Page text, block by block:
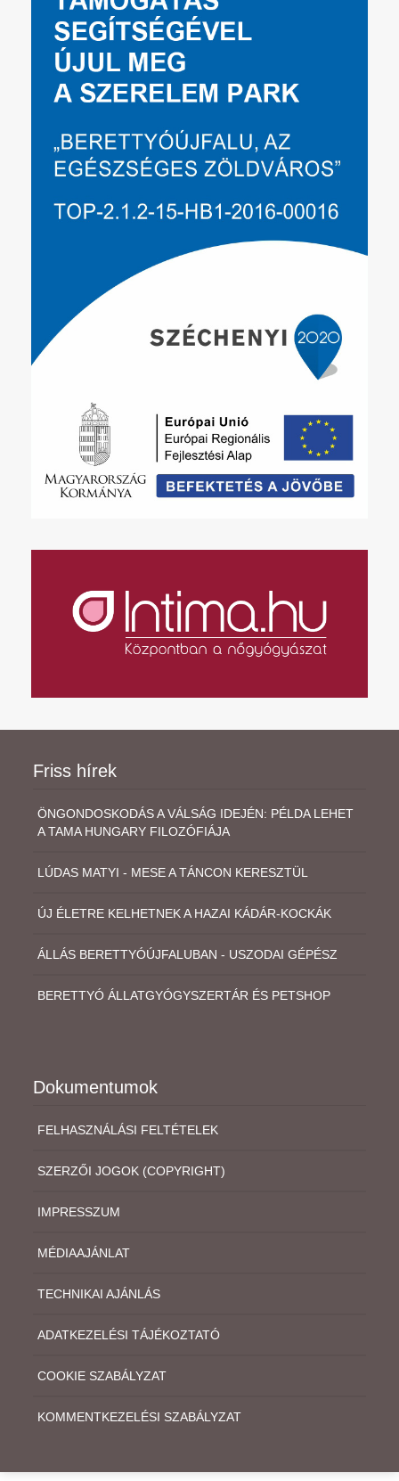
Friss hírek
ÖNGONDOSKODÁS A VÁLSÁG IDEJÉN: PÉLDA LEHET
A TAMA HUNGARY FILOZÓFIÁJA
LÚDAS MATYI - MESE A TÁNCON KERESZTÜL
ÚJ ÉLETRE KELHETNEK A HAZAI KÁDÁR-KOCKÁK
ÁLLÁS BERETTYÓÚJFALUBAN - USZODAI GÉPÉSZ
BERETTYÓ ÁLLATGYÓGYSZERTÁR ÉS PETSHOP
Dokumentumok
FELHASZNÁLÁSI FELTÉTELEK
SZERZŐI JOGOK (COPYRIGHT)
IMPRESSZUM
MÉDIAAJÁNLAT
TECHNIKAI AJÁNLÁS
ADATKEZELÉSI TÁJÉKOZTATÓ
COOKIE SZABÁLYZAT
KOMMENTKEZELÉSI SZABÁLYZAT